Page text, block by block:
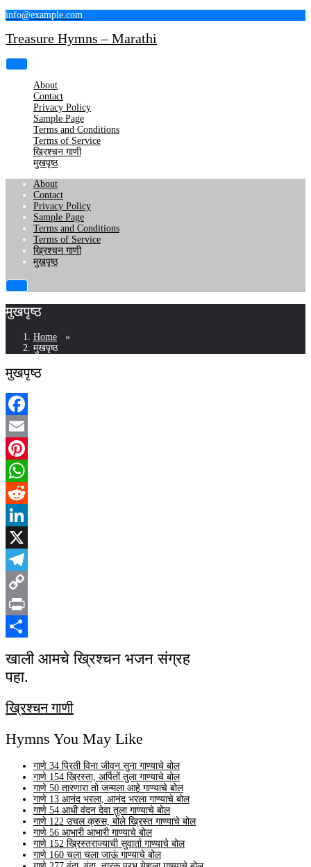
Skip
content
info@example.com
Treasure Hymns – Marathi
About
Contact
Privacy Policy
Sample Page
Terms and Conditions
Terms of Service
ख्रिश्चन गाणी
मुखपृष्ठ
About
Contact
Privacy Policy
Sample Page
Terms and Conditions
Terms of Service
ख्रिश्चन गाणी
मुखपृष्ठ
मुखपृष्ठ
Home »
मुखपृष्ठ
मुखपृष्ठ
Facebook
Email
Pinterest
WhatsApp
Reddit
LinkedIn
X
Telegram
Copy
Link
Print
खाली आमचे ख्रिश्चन भजन संग्रह
पहा.
ख्रिश्चन गाणी
Hymns You May Like
गाणे 34 प्रिती विना जीवन सुना गाण्याचे बोल
गाणे 154 ख्रिस्ता, अर्पितों तुला गाण्याचे बोल
गाणे 50 तारणारा तो जन्मला आहे गाण्याचे बोल
गाणे 13 आनंद भरला, आनंद भरला गाण्याचे बोल
गाणे 54 आधी वंदन देवा तुला गाण्याचे बोल
गाणे 122 उचल क्रुस, बोले ख्रिस्त गाण्याचे बोल
गाणे 56 आभारी आभारी गाण्याचे बोल
गाणे 152 ख्रिस्तराज्याची सुवार्ता गाण्याचे बोल
गाणे 160 चला चला जाऊं गाण्याचे बोल